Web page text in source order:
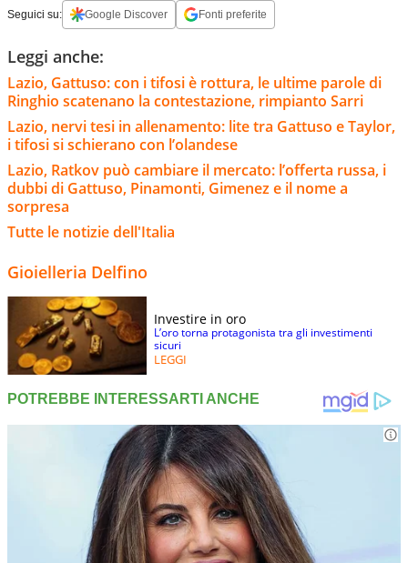
Seguici su: Google Discover Fonti preferite
Leggi anche:
Lazio, Gattuso: con i tifosi è rottura, le ultime parole di
Ringhio scatenano la contestazione, rimpianto Sarri
Lazio, nervi tesi in allenamento: lite tra Gattuso e Taylor,
i tifosi si schierano con l’olandese
Lazio, Ratkov può cambiare il mercato: l’offerta russa, i
dubbi di Gattuso, Pinamonti, Gimenez e il nome a
sorpresa
Tutte le notizie dell'Italia
Gioielleria Delfino
Investire in oro
L’oro torna protagonista tra gli investimenti
sicuri
LEGGI